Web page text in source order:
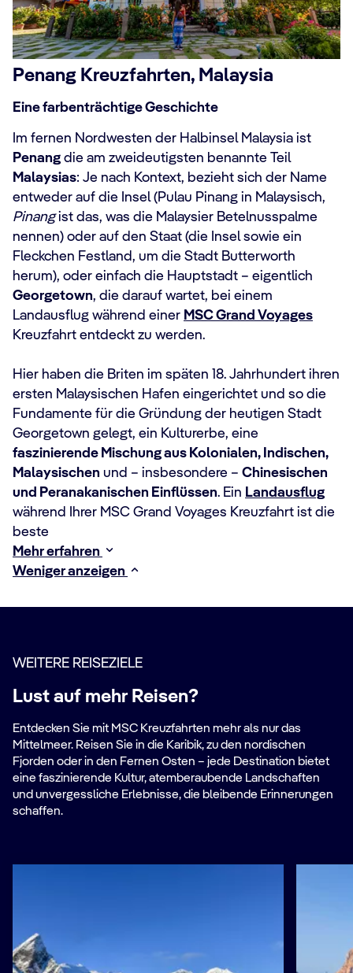
Penang Kreuzfahrten, Malaysia
Eine farbenträchtige Geschichte
Im fernen Nordwesten der Halbinsel Malaysia ist
Penang die am zweideutigsten benannte Teil
Malaysias: Je nach Kontext, bezieht sich der Name
entweder auf die Insel (Pulau Pinang in Malaysisch,
Pinangist das, was die Malaysier Betelnusspalme
nennen) oder auf den Staat (die Insel sowie ein
Fleckchen Festland, um die Stadt Butterworth
herum), oder einfach die Hauptstadt – eigentlich
Georgetown, die darauf wartet, bei einem
Landausflug während einer MSC Grand Voyages
Kreuzfahrt entdeckt zu werden.
Hier haben die Briten im späten 18. Jahrhundert ihren
ersten Malaysischen Hafen eingerichtet und so die
Fundamente für die Gründung der heutigen Stadt
Georgetown gelegt, ein Kulturerbe, eine
faszinierende Mischung aus Kolonialen, Indischen,
Malaysischen und – insbesondere – Chinesischen
und Peranakanischen Einflüssen. Ein Landausflug
während Ihrer MSC Grand Voyages Kreuzfahrt ist die
beste
Mehr erfahren
Weniger anzeigen
WEITERE REISEZIELE
Lust auf mehr Reisen?
Entdecken Sie mit MSC Kreuzfahrten mehr als nur das
Mittelmeer. Reisen Sie in die Karibik, zu den nordischen
Fjorden oder in den Fernen Osten – jede Destination bietet
eine faszinierende Kultur, atemberaubende Landschaften
und unvergessliche Erlebnisse, die bleibende Erinnerungen
schaffen.